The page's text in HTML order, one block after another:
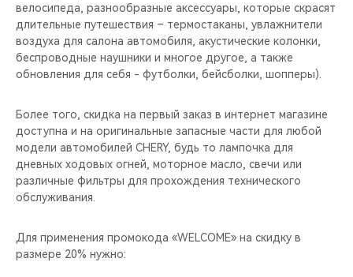
велосипеда, разнообразные аксессуары, которые скрасят
длительные путешествия – термостаканы, увлажнители
воздуха для салона автомобиля, акустические колонки,
беспроводные наушники и многое другое, а также
обновления для себя - футболки, бейсболки, шопперы).
Более того, скидка на первый заказ в интернет магазине
доступна и на оригинальные запасные части для любой
модели автомобилей CHERY, будь то лампочка для
дневных ходовых огней, моторное масло, свечи или
различные фильтры для прохождения технического
обслуживания.
Для применения промокода «WELCOME» на скидку в
размере 20% нужно: